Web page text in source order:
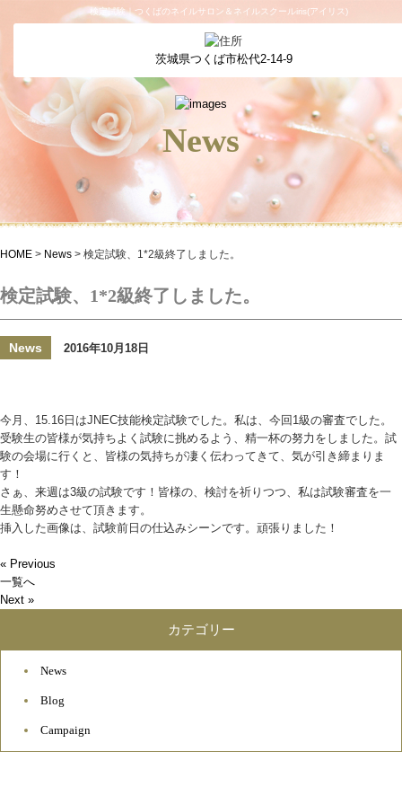
検定試験｜つくばのネイルサロン＆ネイルスクールiris(アイリス)
茨城県つくば市松代2-14-9
News
HOME > News > 検定試験、1*2級終了しました。
検定試験、1*2級終了しました。
News 2016年10月18日
今月、15.16日はJNEC技能検定試験でした。私は、今回1級の審査でした。
受験生の皆様が気持ちよく試験に挑めるよう、精一杯の努力をしました。試
験の会場に行くと、皆様の気持ちが凄く伝わってきて、気が引き締まりま
す！
さぁ、来週は3級の試験です！皆様の、検討を祈りつつ、私は試験審査を一
生懸命努めさせて頂きます。
挿入した画像は、試験前日の仕込みシーンです。頑張りました！
« Previous
一覧へ
Next »
カテゴリー
News
Blog
Campaign